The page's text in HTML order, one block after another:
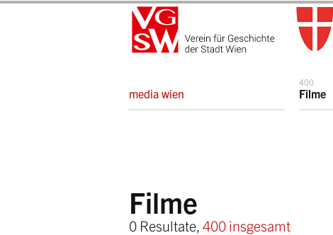
media wien
400
Filme
Filme
0 Resultate, 400 insgesamt